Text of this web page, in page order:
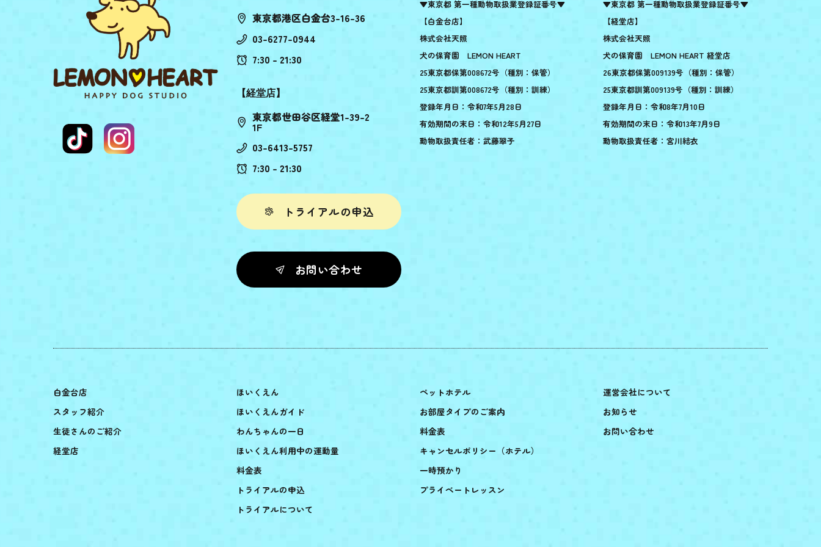
東京都港区白金台3-16-36
03-6277-0944
7:30 - 21:30
【経堂店】
東京都世田谷区経堂1-39-2
1F
03-6413-5757
7:30 - 21:30
トライアルの申込
お問い合わせ
▼東京都 第一種動物取扱業登録証番号▼
【白金台店】
株式会社天照
犬の保育園 LEMON HEART
25東京都保第008672号（種別：保管）
25東京都訓第008672号（種別：訓練）
登録年月日：令和7年5月28日
有効期間の末日：令和12年5月27日
動物取扱責任者：武藤翠子
▼東京都 第一種動物取扱業登録証番号▼
【経堂店】
株式会社天照
犬の保育園 LEMON HEART 経堂店
26東京都保第009139号（種別：保管）
25東京都訓第009139号（種別：訓練）
登録年月日：令和8年7月10日
有効期間の末日：令和13年7月9日
動物取扱責任者：宮川結衣
白金台店
スタッフ紹介
生徒さんのご紹介
経堂店
ほいくえん
ほいくえんガイド
わんちゃんの一日
ほいくえん利用中の運動量
料金表
トライアルの申込
トライアルについて
ペットホテル
お部屋タイプのご案内
料金表
キャンセルポリシー（ホテル）
一時預かり
プライベートレッスン
運営会社について
お知らせ
お問い合わせ